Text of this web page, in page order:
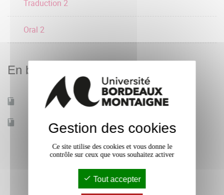
Traduction 2
Oral 2
En bref
Mobilité d'études Non
Accessible à distance
Gestion des cookies
Ce site utilise des cookies et vous donne le
contrôle sur ceux que vous souhaitez activer
Tout accepter